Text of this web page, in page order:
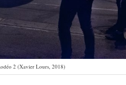
2 (Xavier Lours, 2018)